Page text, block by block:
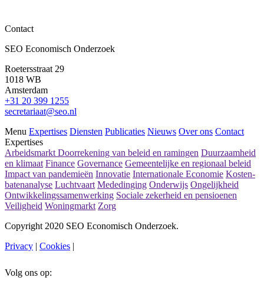
arbeidsmarktsucces?
Lees meer
Contact
SEO Economisch Onderzoek
Roetersstraat 29
1018 WB
Amsterdam
+31 20 399 1255
secretariaat@seo.nl
Menu Expertises Diensten Publicaties Nieuws Over ons Contact
Expertises
Arbeidsmarkt Doorrekening van beleid en ramingen Duurzaamheid
en klimaat Finance Governance Gemeentelijke en regionaal beleid
Impact van pandemieën Innovatie Internationale Economie Kosten-
batenanalyse Luchtvaart Mededinging Onderwijs Ongelijkheid
Ontwikkelingssamenwerking Sociale zekerheid en pensioenen
Veiligheid Woningmarkt Zorg
Copyright 2020 SEO Economisch Onderzoek.
Privacy | Cookies |
Volg ons op: